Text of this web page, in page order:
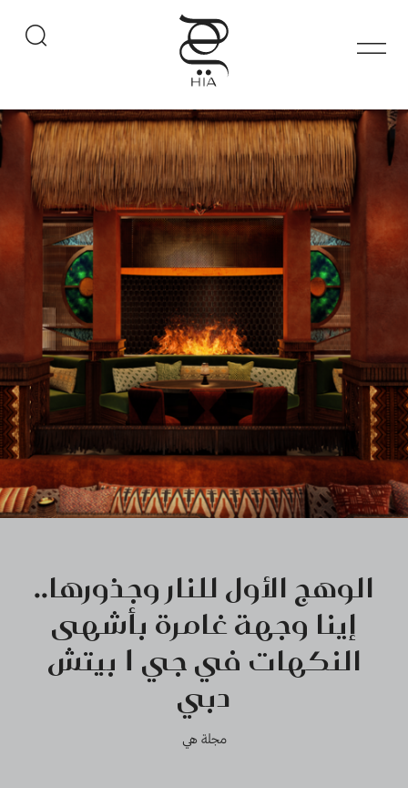
الوهج الأول للنار وجذورها..
إينا وجهة غامرة بأشهى
النكهات في جي 1 بيتش
دبي
مجلة هي